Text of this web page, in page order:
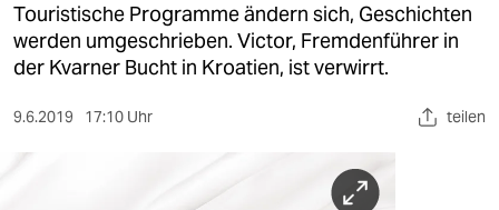
berlin
Touristische Programme ändern sich, Geschichten
werden umgeschrieben. Victor, Fremdenführer in
der Kvarner Bucht in Kroatien, ist verwirrt.
9.6.2019 17:10 Uhr teilen